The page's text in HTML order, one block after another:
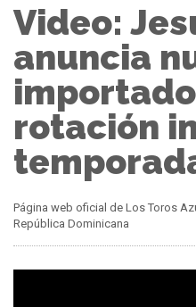
Video:
anuncia
rotación
Página web oficial de Los Toros
República Dominicana